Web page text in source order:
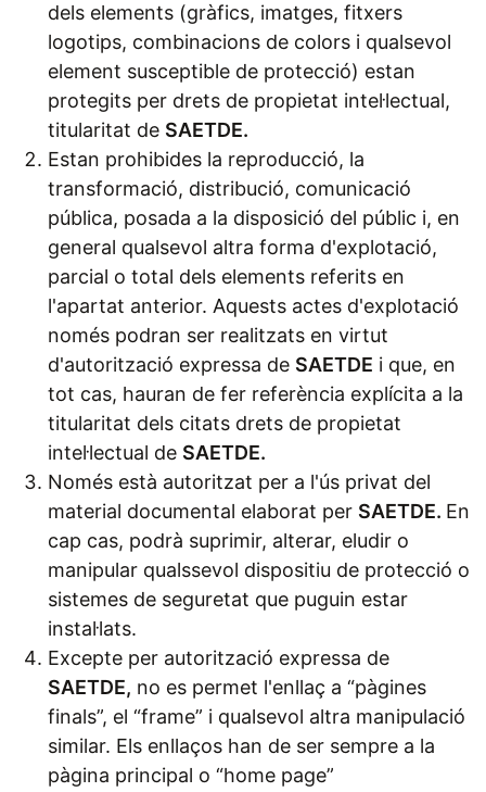
dels elements (gràfics, imatges, fitxers
logotips, combinacions de colors i qualsevol
element susceptible de protecció) estan
protegits per drets de propietat intel·lectual,
titularitat de SAETDE.
Estan prohibides la reproducció, la
transformació, distribució, comunicació
pública, posada a la disposició del públic i, en
general qualsevol altra forma d'explotació,
parcial o total dels elements referits en
l'apartat anterior. Aquests actes d'explotació
només podran ser realitzats en virtut
d'autorització expressa de SAETDE i que, en
tot cas, hauran de fer referència explícita a la
titularitat dels citats drets de propietat
intel·lectual de SAETDE.
Només està autoritzat per a l'ús privat del
material documental elaborat per SAETDE. En
cap cas, podrà suprimir, alterar, eludir o
manipular qualssevol dispositiu de protecció o
sistemes de seguretat que puguin estar
instal·lats.
Excepte per autorització expressa de
SAETDE, no es permet l'enllaç a “pàgines
finals”, el “frame” i qualsevol altra manipulació
similar. Els enllaços han de ser sempre a la
pàgina principal o “home page”